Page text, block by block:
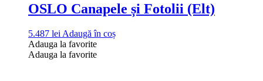
OSLO Canapele și Fotolii (Elt)
5.487 lei Adaugă în coș
Adauga la favorite
Adauga la favorite